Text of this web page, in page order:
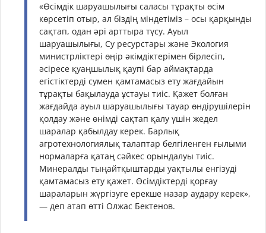
«Өсімдік шаруашылығы саласы тұрақты өсім
көрсетіп отыр, ал біздің міндетіміз – осы қарқынды
сақтап, одан әрі арттыра түсу. Ауыл
шаруашылығы, Су ресурстары және Экология
министрліктері өңір әкімдіктерімен бірлесіп,
әсіресе қуаңшылық қаупі бар аймақтарда
егістіктерді сумен қамтамасыз ету жағдайын
тұрақты бақылауда ұстауы тиіс. Қажет болған
жағдайда ауыл шаруашылығы тауар өндірушілерін
қолдау және өнімді сақтап қалу үшін жедел
шаралар қабылдау керек. Барлық
агротехнологиялық талаптар белгіленген ғылыми
нормаларға қатаң сәйкес орындалуы тиіс.
Минералды тыңайтқыштарды уақтылы енгізуді
қамтамасыз ету қажет. Өсімдіктерді қорғау
шараларын жүргізуге ерекше назар аудару керек»,
— деп атап өтті Олжас Бектенов.